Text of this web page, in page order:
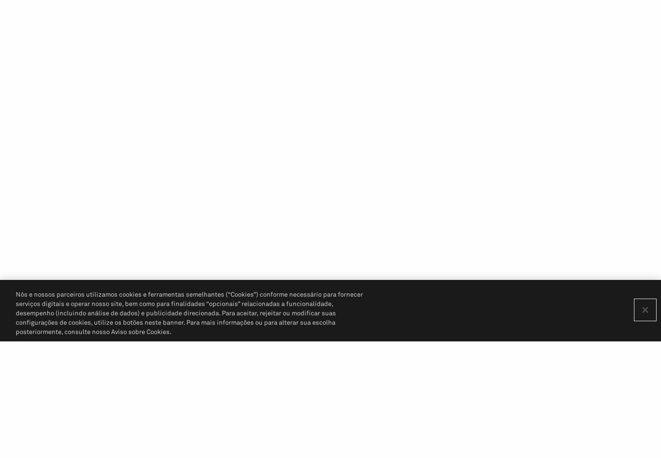
Nós e nossos parceiros utilizamos cookies e ferramentas semelhantes (“Cookies”) conforme necessário para fornecer
serviços digitais e operar nosso site, bem como para finalidades “opcionais” relacionadas a funcionalidade,
desempenho (incluindo análise de dados) e publicidade direcionada. Para aceitar, rejeitar ou modificar suas
configurações de cookies, utilize os botões neste banner. Para mais informações ou para alterar sua escolha
posteriormente, consulte nosso Aviso sobre Cookies.